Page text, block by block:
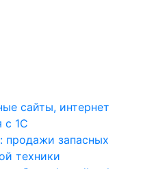
сайты, интернет
с 1С
продажи запасных
техники